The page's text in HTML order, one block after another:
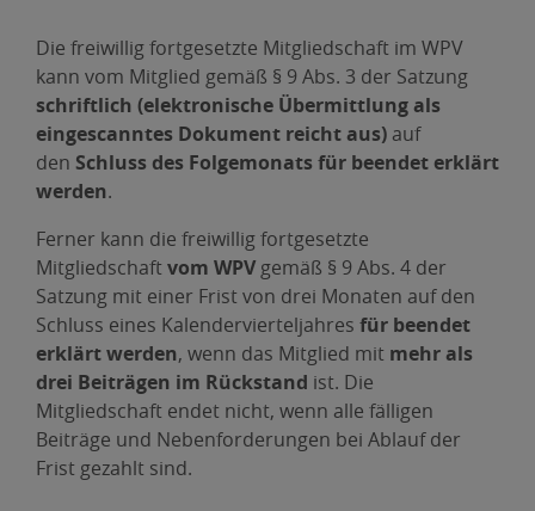
Die freiwillig fortgesetzte Mitgliedschaft im WPV
kann vom Mitglied gemäß § 9 Abs. 3 der Satzung
schriftlich (elektronische Übermittlung als
eingescanntes Dokument reicht aus) auf
den Schluss des Folgemonats für beendet erklärt
werden.
Ferner kann die freiwillig fortgesetzte
Mitgliedschaft vom WPV gemäß § 9 Abs. 4 der
Satzung mit einer Frist von drei Monaten auf den
Schluss eines Kalendervierteljahres für beendet
erklärt werden, wenn das Mitglied mit mehr als
drei Beiträgen im Rückstand ist. Die
Mitgliedschaft endet nicht, wenn alle fälligen
Beiträge und Nebenforderungen bei Ablauf der
Frist gezahlt sind.